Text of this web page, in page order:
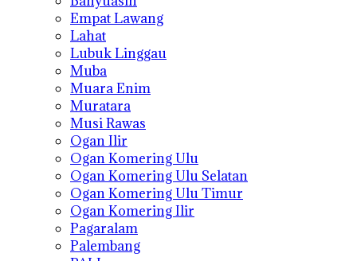
Empat Lawang
Lahat
Lubuk Linggau
Muba
Muara Enim
Muratara
Musi Rawas
Ogan Ilir
Ogan Komering Ulu
Ogan Komering Ulu Selatan
Ogan Komering Ulu Timur
Ogan Komering Ilir
Pagaralam
Palembang